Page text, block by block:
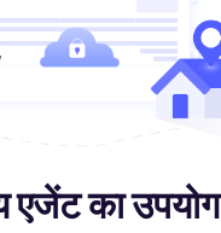
एजेंट का उपयोग